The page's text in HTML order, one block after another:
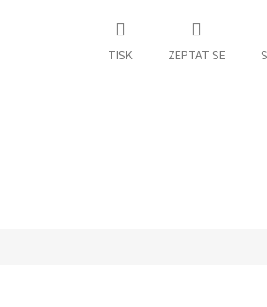
TISK ZEPTAT SE